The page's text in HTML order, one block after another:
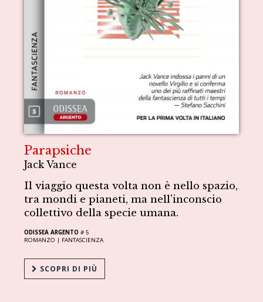
Parapsiche
Jack Vance
Il viaggio questa volta non è nello spazio,
tra mondi e pianeti, ma nell'inconscio
collettivo della specie umana.
ODISSEA ARGENTO # 5
ROMANZO | FANTASCIENZA
SCOPRI DI PIÙ